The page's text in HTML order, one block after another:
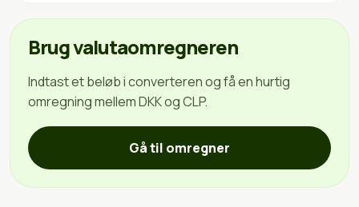
Brug valutaomregneren
Indtast et beløb i converteren og få en hurtig
omregning mellem DKK og CLP.
Gå til omregner